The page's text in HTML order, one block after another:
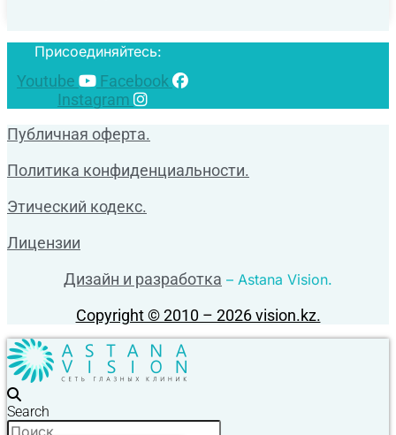
Присоединяйтесь:
Youtube
Facebook
Instagram
Публичная оферта.
Политика конфиденциальности.
Этический кодекс.
Лицензии
Дизайн и разработка – Astana Vision.
Copyright © 2010 – 2026 vision.kz.
Search